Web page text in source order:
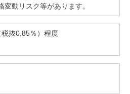
変動リスク等があります。
抜0.85％）程度